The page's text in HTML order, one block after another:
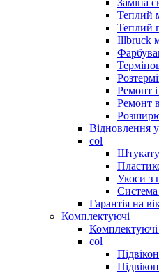
Заміна
Теплий
Теплий
Illbruck
Ремонт
Ремонт
Відновлення
col
Укоси з
Гарантія на
Комплектуючі
Комплектуючі
col